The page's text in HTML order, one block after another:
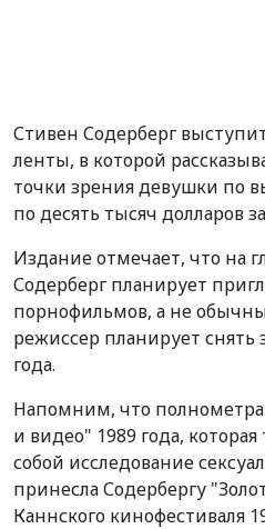
Стивен Содерберг
ленты, в которой
точки зрения девушки по
по десять тысяч долларов
Издание отмечает, что на
Содерберг планирует
порнофильмов, а не
режиссер планирует снять
года.
Напомним, что
и видео" 1989 года,
собой исследование
принесла Содербергу
Каннского кинофестиваля